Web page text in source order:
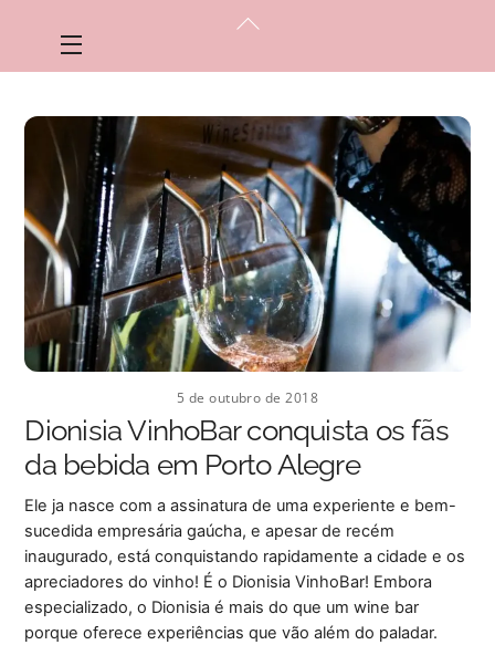
Menu
5 de outubro de 2018
Dionisia VinhoBar conquista os fãs
da bebida em Porto Alegre
Ele ja nasce com a assinatura de uma experiente e bem-
sucedida empresária gaúcha, e apesar de recém
inaugurado, está conquistando rapidamente a cidade e os
apreciadores do vinho! É o Dionisia VinhoBar! Embora
especializado, o Dionisia é mais do que um wine bar
porque oferece experiências que vão além do paladar.
Back
Top